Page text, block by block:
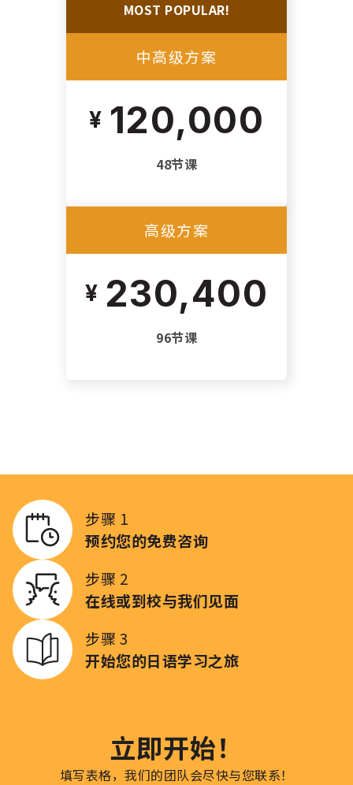
MOST POPULAR!
中高级方案
120,000
48节课
高级方案
230,400
96节课
步骤 1
预约您的免费咨询
步骤 2
在线或到校与我们见面
步骤 3
开始您的日语学习之旅
立即开始！
填写表格，我们的团队会尽快与您联系！